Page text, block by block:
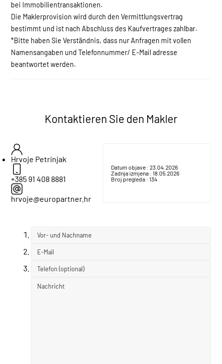
bei Immobilientransaktionen.
Die Maklerprovision wird durch den Vermittlungsvertrag
bestimmt und ist nach Abschluss des Kaufvertrages zahlbar.
*Bitte haben Sie Verständnis, dass nur Anfragen mit vollen
Namensangaben und Telefonnummer/ E-Mail adresse
beantwortet werden.
Kontaktieren Sie den Makler
Hrvoje Petrinjak
+385 91 408 8881
hrvoje@europartner.hr
Datum objave : 23.04.2026
Zadnja izmjena : 18.05.2026
Broj pregleda : 134